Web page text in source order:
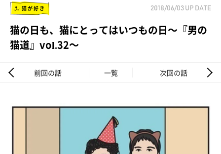
猫が好き 2018/06/03 UP DATE
猫の日も、猫にとってはいつもの日～『男の
猫道』vol.32～
前回の話 一覧 次回の話